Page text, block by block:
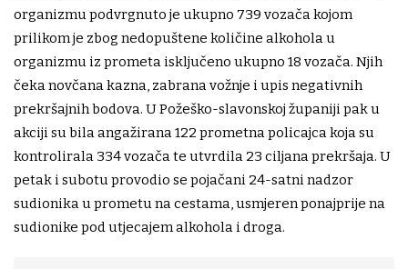
organizmu podvrgnuto je ukupno 739 vozača kojom
prilikom je zbog nedopuštene količine alkohola u
organizmu iz prometa isključeno ukupno 18 vozača. Njih
čeka novčana kazna, zabrana vožnje i upis negativnih
prekršajnih bodova. U Požeško-slavonskoj županiji pak u
akciji su bila angažirana 122 prometna policajca koja su
kontrolirala 334 vozača te utvrdila 23 ciljana prekršaja. U
petak i subotu provodio se pojačani 24-satni nadzor
sudionika u prometu na cestama, usmjeren ponajprije na
sudionike pod utjecajem alkohola i droga.